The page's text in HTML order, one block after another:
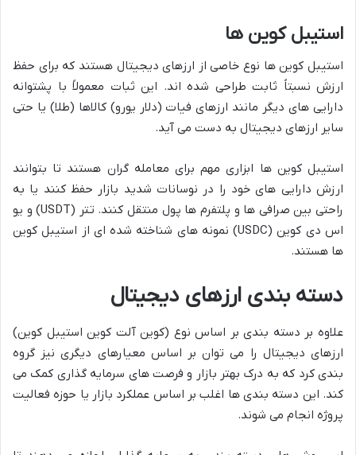
استیبل کوین ها
استیبل کوین ها نوع خاصی از ارزهای دیجیتال هستند که برای حفظ
ارزش نسبتاً ثابت طراحی شده اند. این ثبات معمولاً با پشتوانه
دارایی های دیگر مانند ارزهای فیات (دلار یورو) کالاها (طلا) یا حتی
سایر ارزهای دیجیتال به دست می آید.
استیبل کوین ها ابزاری مهم برای معامله گران هستند تا بتوانند
ارزش دارایی های خود را در نوسانات شدید بازار حفظ کنند یا به
راحتی بین صرافی ها و پلتفرم ها پول منتقل کنند. تتر (USDT) و یو
اس دی کوین (USDC) نمونه های شناخته شده ای از استیبل کوین
ها هستند.
دسته بندی ارزهای دیجیتال
علاوه بر دسته بندی بر اساس نوع (کوین آلت کوین استیبل کوین)
ارزهای دیجیتال را می توان بر اساس معیارهای دیگری نیز گروه
بندی کرد که به درک بهتر بازار و فرصت های سرمایه گذاری کمک می
کند. این دسته بندی ها اغلب بر اساس عملکرد بازار یا حوزه فعالیت
پروژه انجام می شوند.